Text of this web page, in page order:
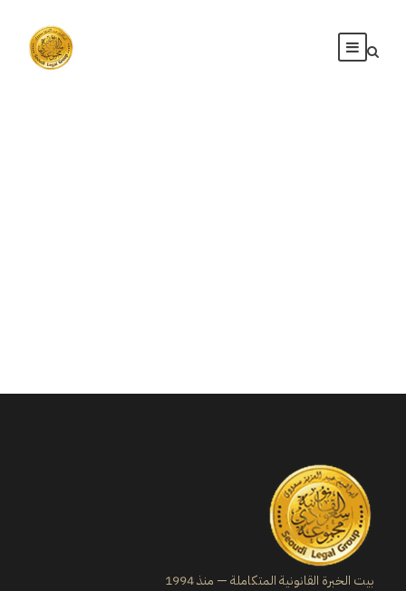
بيت الخبرة القانونية المتكاملة — منذ 1994